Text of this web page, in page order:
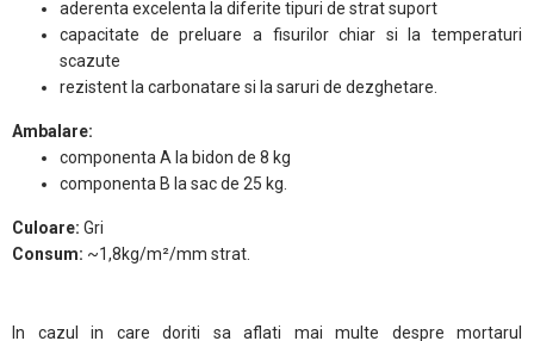
aderenta excelenta la diferite tipuri de strat suport
capacitate de preluare a fisurilor chiar si la temperaturi
scazute
rezistent la carbonatare si la saruri de dezghetare.
Ambalare:
componenta A la bidon de 8 kg
componenta B la sac de 25 kg.
Culoare: Gri
Consum: ~1,8kg/m²/mm strat.
In cazul in care doriti sa aflati mai multe despre mortarul